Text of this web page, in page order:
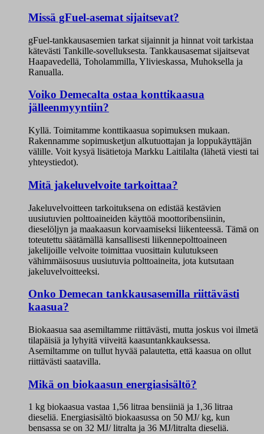
Missä gFuel-asemat sijaitsevat?
gFuel-tankkausasemien tarkat sijainnit ja hinnat voit tarkistaa
kätevästi Tankille-sovelluksesta. Tankkausasemat sijaitsevat
Haapavedellä, Toholammilla, Ylivieskassa, Muhoksella ja
Ranualla.
Voiko Demecalta ostaa konttikaasua
jälleenmyyntiin?
Kyllä. Toimitamme konttikaasua sopimuksen mukaan.
Rakennamme sopimusketjun alkutuottajan ja loppukäyttäjän
välille. Voit kysyä lisätietoja Markku Laitilalta (lähetä viesti tai
yhteystiedot).
Mitä jakeluvelvoite tarkoittaa?
Jakeluvelvoitteen tarkoituksena on edistää kestävien
uusiutuvien polttoaineiden käyttöä moottoribensiinin,
dieselöljyn ja maakaasun korvaamiseksi liikenteessä. Tämä on
toteutettu säätämällä kansallisesti liikennepolttoaineen
jakelijoille velvoite toimittaa vuosittain kulutukseen
vähimmäisosuus uusiutuvia polttoaineita, jota kutsutaan
jakeluvelvoitteeksi.
Onko Demecan tankkausasemilla riittävästi
kaasua?
Biokaasua saa asemiltamme riittävästi, mutta joskus voi ilmetä
tilapäisiä ja lyhyitä viiveitä kaasuntankkauksessa.
Asemiltamme on tullut hyvää palautetta, että kaasua on ollut
riittävästi saatavilla.
Mikä on biokaasun energiasisältö?
1 kg biokaasua vastaa 1,56 litraa bensiiniä ja 1,36 litraa
dieseliä. Energiasisältö biokaasussa on 50 MJ/ kg, kun
bensassa se on 32 MJ/ litralta ja 36 MJ/litralta dieseliä.